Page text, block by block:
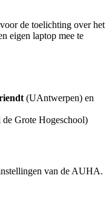
de toelichting over het
eigen laptop mee te
(UAntwerpen) en
de Grote Hogeschool)
van de AUHA.